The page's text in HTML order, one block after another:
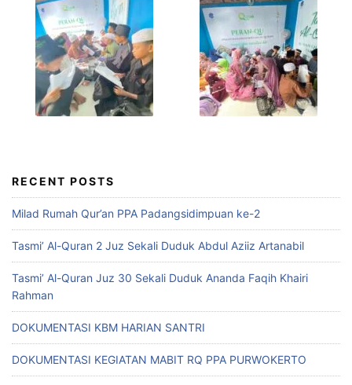
RECENT POSTS
Milad Rumah Qur’an PPA Padangsidimpuan ke-2
Tasmi’ Al-Quran 2 Juz Sekali Duduk Abdul Aziiz Artanabil
Tasmi’ Al-Quran Juz 30 Sekali Duduk Ananda Faqih Khairi
Rahman
DOKUMENTASI KBM HARIAN SANTRI
DOKUMENTASI KEGIATAN MABIT RQ PPA PURWOKERTO